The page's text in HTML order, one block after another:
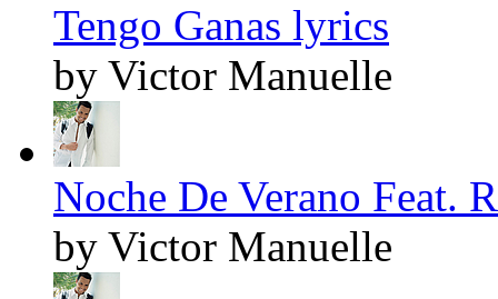
Tengo Ganas lyrics
by Victor Manuelle
Noche De Verano Feat.
by Victor Manuelle